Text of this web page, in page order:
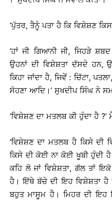
‘ਪੁੱਤਰ, ਤੈਨੂੰ ਪਤਾ ਹੈ ਕਿ ਵਿਸ਼ੇਸ਼ਣ
‘ਹਾਂ ਜੀ ਗਿਆਨੀ ਜੀ, ਜਿਹੜੇ
ਉਹਨਾਂ ਦੀ ਵਿਸ਼ੇਸ਼ਤਾ ਦੱਸਦੇ ਹਨ,
ਕਿਹਾ ਜਾਂਦਾ ਹੈ, ਜਿਵੇਂ : ਚਿੱਟਾ,
ਸੋਹਣਾ ਆਦਿ।’ ਸੁਖਦੀਪ ਸਿੰਘ ਨੇ
‘ਵਿਸ਼ੇਸ਼ਣ ਦਾ ਮਤਲਬ ਕੀ ਹੁੰਦਾ ਹੈ ?’
‘ਵਿਸ਼ੇਸ਼ਣ ਦਾ ਮਤਲਬ ਹੈ ਕਿਸੇ ਦੀ
ਕਿਸੇ ਦੀ ਕੋਈ ਨਾ ਕੋਈ ਖੂਬੀ ਹੁੰਦੀ
ਕਹਿ ਲੋ ਜਾਂ ਵਿਸ਼ੇਸ਼ਤਾ, ਗੱਲ ਤਾਂ
ਹੈ। ਇੱਥੇ ਬੱਚੇ ਦੀ ਇਹ ਵਿਸ਼ੇਸ਼ਤਾ ਹੈ
ਬਹੁਤ ਮਾਸੂਮ ਹੈ। ਮਿਹਰ ਦੀ ਇਹ